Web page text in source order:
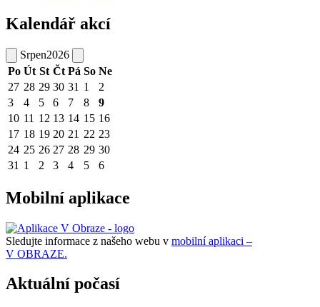
Kalendář akcí
Srpen2026
Po Út St Čt Pá So Ne
27 28 29 30 31 1
2
3
4 5 6 7 8
9
10 11 12 13 14 15 16
17 18 19 20 21 22 23
24 25 26 27 28 29 30
31 1 2 3 4 5 6
Mobilní aplikace
Sledujte informace z našeho webu v mobilní aplikaci –
V OBRAZE.
Aktuální počasí